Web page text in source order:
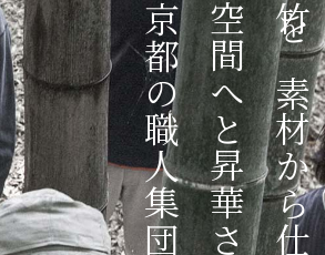
竹を素材から仕立て
空間へと昇華させる
京都の職人集団